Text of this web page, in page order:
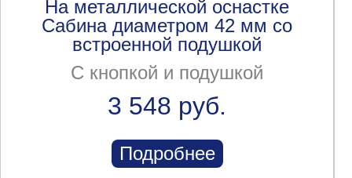
На металлической оснастке
Сабина диаметром 42 мм со
встроенной подушкой
С кнопкой и подушкой
3 548 руб.
Подробнее